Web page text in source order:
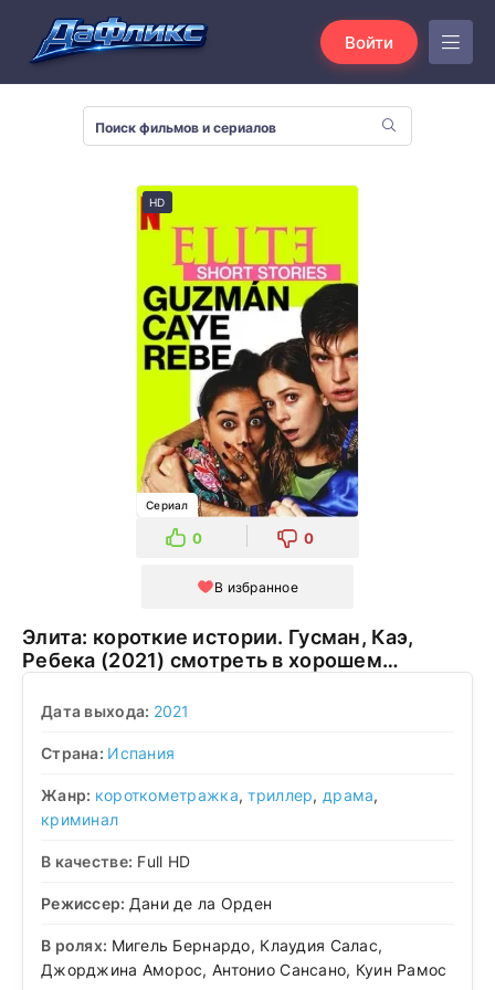
Войти
HD
Сериал
0 0
В избранное
Элита: короткие истории. Гусман, Каэ,
Ребека (2021) смотреть в хорошем
Дата выхода: 2021
Страна: Испания
Жанр: короткометражка,триллер, драма,
криминал
В качестве: Full HD
Режиссер: Дани де ла Орден
В ролях: Мигель Бернардо, Клаудия Салас,
Джорджина Аморос, Антонио Сансано, Куин Рамос